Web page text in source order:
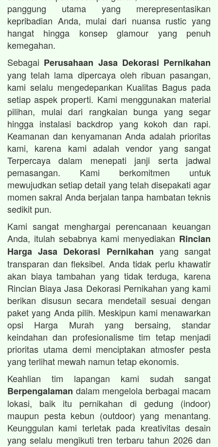
panggung utama yang merepresentasikan
kepribadian Anda, mulai dari nuansa rustic yang
hangat hingga konsep glamour yang penuh
kemegahan.
Sebagai Perusahaan Jasa Dekorasi Pernikahan
yang telah lama dipercaya oleh ribuan pasangan,
kami selalu mengedepankan Kualitas Bagus pada
setiap aspek properti. Kami menggunakan material
pilihan, mulai dari rangkaian bunga yang segar
hingga instalasi backdrop yang kokoh dan rapi.
Keamanan dan kenyamanan Anda adalah prioritas
kami, karena kami adalah vendor yang sangat
Terpercaya dalam menepati janji serta jadwal
pemasangan. Kami berkomitmen untuk
mewujudkan setiap detail yang telah disepakati agar
momen sakral Anda berjalan tanpa hambatan teknis
sedikit pun.
Kami sangat menghargai perencanaan keuangan
Anda, itulah sebabnya kami menyediakan Rincian
Harga Jasa Dekorasi Pernikahan yang sangat
transparan dan fleksibel. Anda tidak perlu khawatir
akan biaya tambahan yang tidak terduga, karena
Rincian Biaya Jasa Dekorasi Pernikahan yang kami
berikan disusun secara mendetail sesuai dengan
paket yang Anda pilih. Meskipun kami menawarkan
opsi Harga Murah yang bersaing, standar
keindahan dan profesionalisme tim tetap menjadi
prioritas utama demi menciptakan atmosfer pesta
yang terlihat mewah namun tetap ekonomis.
Keahlian tim lapangan kami sudah sangat
Berpengalaman dalam mengelola berbagai macam
lokasi, baik itu pernikahan di gedung (indoor)
maupun pesta kebun (outdoor) yang menantang.
Keunggulan kami terletak pada kreativitas desain
yang selalu mengikuti tren terbaru tahun 2026 dan